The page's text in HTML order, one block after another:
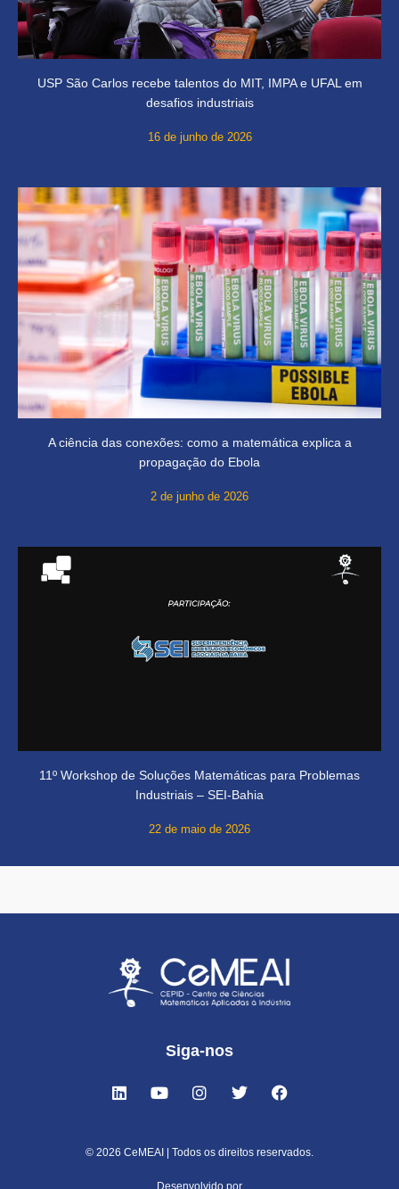
USP São Carlos recebe talentos do MIT, IMPA e UFAL em
desafios industriais
16 de junho de 2026
A ciência das conexões: como a matemática explica a
propagação do Ebola
2 de junho de 2026
11º Workshop de Soluções Matemáticas para Problemas
Industriais – SEI-Bahia
22 de maio de 2026
Siga-nos
© 2026 CeMEAI | Todos os direitos reservados.
Desenvolvido por